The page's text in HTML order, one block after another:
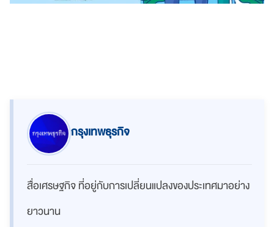
กรุงเทพธุรกิจ
สื่อเศรษฐกิจ ที่อยู่กับการเปลี่ยนแปลงของประเทศมาอย่าง
ยาวนาน